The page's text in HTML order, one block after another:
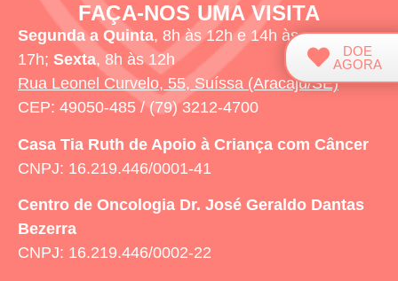
DOE
AGORA
FAÇA-NOS UMA VISITA
Segunda a Quinta, 8h às 12h e 14h às
17h; Sexta, 8h às 12h
Rua Leonel Curvelo, 55, Suíssa (Aracaju/SE)
CEP: 49050-485 / (79) 3212-4700
Casa Tia Ruth de Apoio à Criança com Câncer
CNPJ: 16.219.446/0001-41
Centro de Oncologia Dr. José Geraldo Dantas
Bezerra
CNPJ: 16.219.446/0002-22